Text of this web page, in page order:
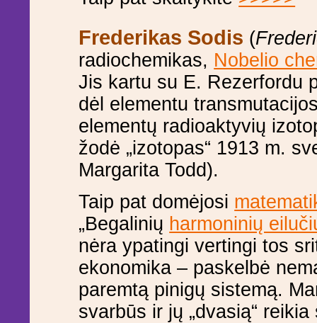
Frederikas Sodis (
radiochemikas, Nobelio
Jis kartu su E. Rezerfordu
dėl elementu
elementų radioaktyvių
žodė „izotopas“ 1913 m.
Margarita Todd).
Taip pat domėjosi
„Begalinių harmoninių
nėra ypatingi vertingi tos
ekonomika – paskelbė
paremtą pinigų sistemą.
svarbūs ir jų „dvasią“